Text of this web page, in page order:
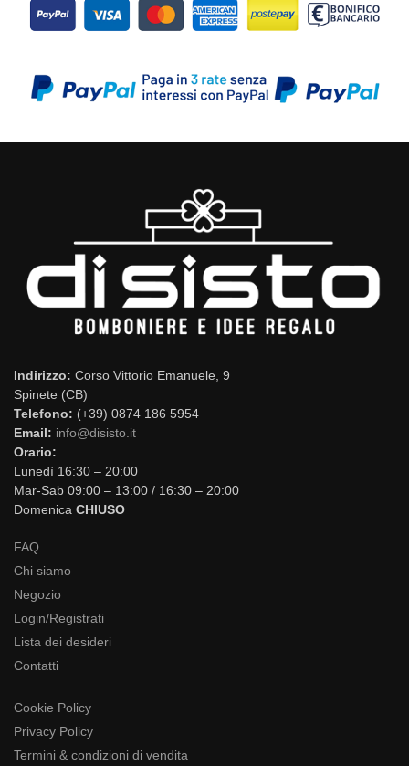
Indirizzo: Corso Vittorio Emanuele, 9
Spinete (CB)
Telefono: (+39) 0874 186 5954
Email: info@disisto.it
Orario:
Lunedì 16:30 – 20:00
Mar-Sab 09:00 – 13:00 / 16:30 – 20:00
Domenica CHIUSO
FAQ
Chi siamo
Negozio
Login/Registrati
Lista dei desideri
Contatti
Cookie Policy
Privacy Policy
Termini & condizioni di vendita